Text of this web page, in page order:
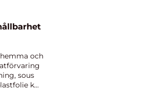
och
sous
k...